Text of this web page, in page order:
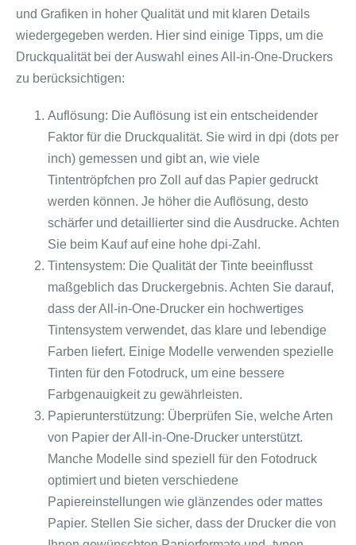
und Grafiken in hoher Qualität und mit klaren Details
wiedergegeben werden. Hier sind einige Tipps, um die
Druckqualität bei der Auswahl eines All-in-One-Druckers
zu berücksichtigen:
Auflösung: Die Auflösung ist ein entscheidender
Faktor für die Druckqualität. Sie wird in dpi (dots per
inch) gemessen und gibt an, wie viele
Tintentröpfchen pro Zoll auf das Papier gedruckt
werden können. Je höher die Auflösung, desto
schärfer und detaillierter sind die Ausdrucke. Achten
Sie beim Kauf auf eine hohe dpi-Zahl.
Tintensystem: Die Qualität der Tinte beeinflusst
maßgeblich das Druckergebnis. Achten Sie darauf,
dass der All-in-One-Drucker ein hochwertiges
Tintensystem verwendet, das klare und lebendige
Farben liefert. Einige Modelle verwenden spezielle
Tinten für den Fotodruck, um eine bessere
Farbgenauigkeit zu gewährleisten.
Papierunterstützung: Überprüfen Sie, welche Arten
von Papier der All-in-One-Drucker unterstützt.
Manche Modelle sind speziell für den Fotodruck
optimiert und bieten verschiedene
Papiereinstellungen wie glänzendes oder mattes
Papier. Stellen Sie sicher, dass der Drucker die von